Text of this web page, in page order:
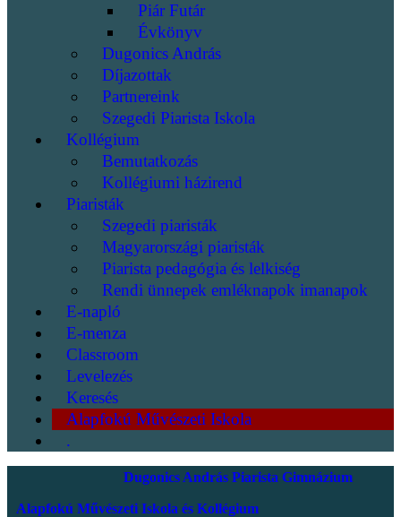
Piár Futár
Évkönyv
Dugonics András
Díjazottak
Partnereink
Szegedi Piarista Iskola
Kollégium
Bemutatkozás
Kollégiumi házirend
Piaristák
Szegedi piaristák
Magyarországi piaristák
Piarista pedagógia és lelkiség
Rendi ünnepek emléknapok imanapok
E-napló
E-menza
Classroom
Levelezés
Keresés
Alapfokú Művészeti Iskola
.
Dugonics András Piarista Gimnázium
Alapfokú Művészeti Iskola és Kollégium